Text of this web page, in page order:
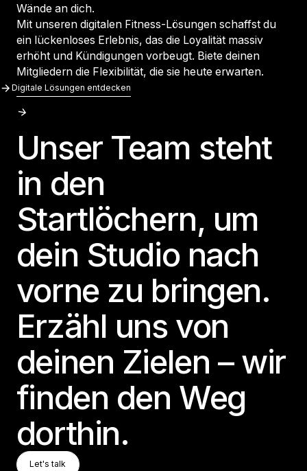
Wände an dich.
Mit unseren digitalen Fitness-Lösungen schaffst du
ein lückenloses Erlebnis, das die Loyalität massiv
erhöht und Kündigungen vorbeugt. Biete deinen
Mitgliedern die Flexibilität, die sie heute erwarten.
Digitale Lösungen Entdecken
Digitale Lösungen entdecken
Unser Team steht
in den
Startlöchern, um
dein Studio nach
vorne zu bringen.
Erzähl uns von
deinen Zielen – wir
finden den Weg
dorthin.
Let's Talk
Let's talk